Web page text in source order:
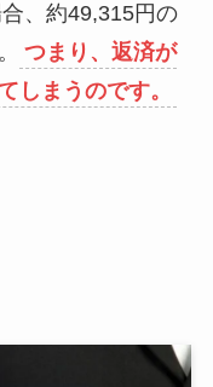
、約49,315円の
つまり、返済が
しまうのです。